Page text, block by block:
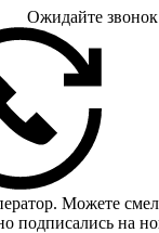
Ожидайте звонок
Можете
подписались на